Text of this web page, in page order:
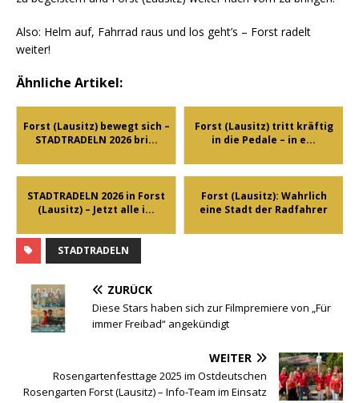
Also: Helm auf, Fahrrad raus und los geht’s – Forst radelt
weiter!
Ähnliche Artikel:
Forst (Lausitz) bewegt sich –
STADTRADELN 2026 bri...
Forst (Lausitz) tritt kräftig
in die Pedale – in e...
STADTRADELN 2026 in Forst
(Lausitz) – Jetzt alle i...
Forst (Lausitz): Wahrlich
eine Stadt der Radfahrer
STADTRADELN
ZURÜCK
Diese Stars haben sich zur Filmpremiere von „Für
immer Freibad“ angekündigt
WEITER
Rosengartenfesttage 2025 im Ostdeutschen
Rosengarten Forst (Lausitz) – Info-Team im Einsatz